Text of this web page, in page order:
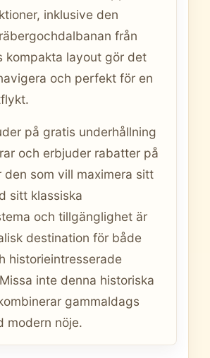
inklusive den
från
kompakta layout gör det
och perfekt för en
på gratis underhållning
och erbjuder rabatter på
den som vill maximera sitt
sitt klassiska
och tillgänglighet är
destination för både
historieintresserade
inte denna historiska
gammaldags
modern nöje.